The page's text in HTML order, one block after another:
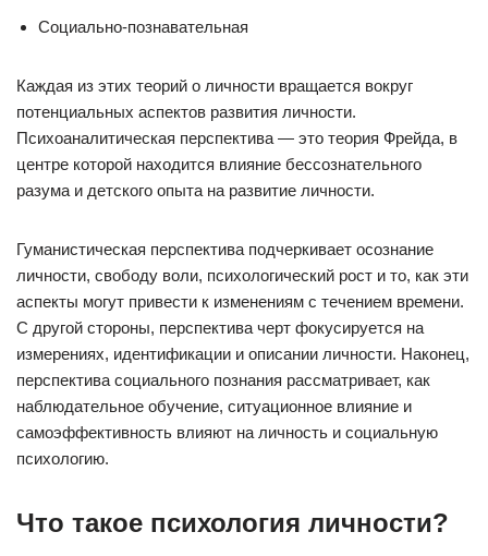
Социально-познавательная
Каждая из этих теорий о личности вращается вокруг
потенциальных аспектов развития личности.
Психоаналитическая перспектива — это теория Фрейда, в
центре которой находится влияние бессознательного
разума и детского опыта на развитие личности.
Гуманистическая перспектива подчеркивает осознание
личности, свободу воли, психологический рост и то, как эти
аспекты могут привести к изменениям с течением времени.
С другой стороны, перспектива черт фокусируется на
измерениях, идентификации и описании личности. Наконец,
перспектива социального познания рассматривает, как
наблюдательное обучение, ситуационное влияние и
самоэффективность влияют на личность и социальную
психологию.
Что такое психология личности?